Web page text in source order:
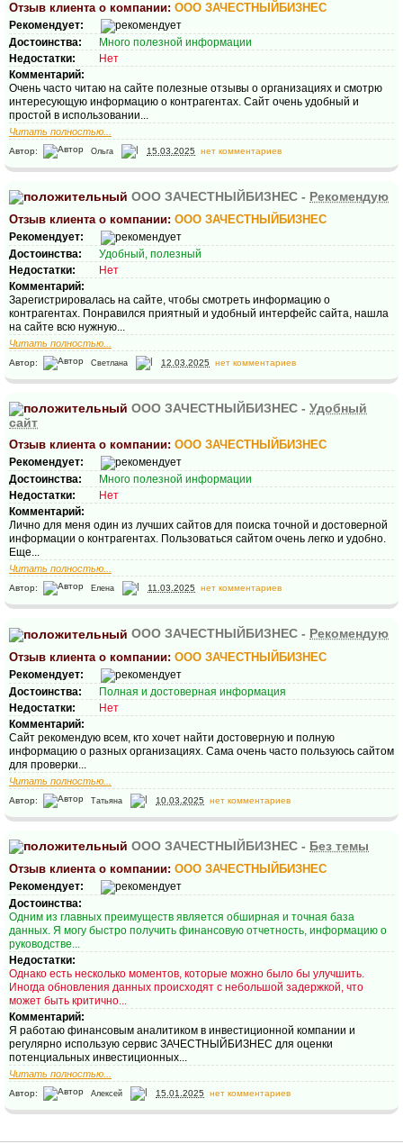
Отзыв клиента о компании: ООО ЗАЧЕСТНЫЙБИЗНЕС
Рекомендует:
Достоинства:
Много полезной информации
Недостатки:
Нет
Комментарий:
Очень часто читаю на сайте полезные отзывы о организациях и смотрю
интересующую информацию о контрагентах. Сайт очень удобный и
простой в использовании...
Читать полностью...
Автор: Ольга 15.03.2025 нет комментариев
ООО ЗАЧЕСТНЫЙБИЗНЕС - Рекомендую
Отзыв клиента о компании: ООО ЗАЧЕСТНЫЙБИЗНЕС
Рекомендует:
Достоинства:
Удобный, полезный
Недостатки:
Нет
Комментарий:
Зарегистрировалась на сайте, чтобы смотреть информацию о
контрагентах. Понравился приятный и удобный интерфейс сайта, нашла
на сайте всю нужную...
Читать полностью...
Автор: Светлана 12.03.2025 нет комментариев
ООО ЗАЧЕСТНЫЙБИЗНЕС - Удобный
сайт
Отзыв клиента о компании: ООО ЗАЧЕСТНЫЙБИЗНЕС
Рекомендует:
Достоинства:
Много полезной информации
Недостатки:
Нет
Комментарий:
Лично для меня один из лучших сайтов для поиска точной и достоверной
информации о контрагентах. Пользоваться сайтом очень легко и удобно.
Еще...
Читать полностью...
Автор: Елена 11.03.2025 нет комментариев
ООО ЗАЧЕСТНЫЙБИЗНЕС - Рекомендую
Отзыв клиента о компании: ООО ЗАЧЕСТНЫЙБИЗНЕС
Рекомендует:
Достоинства:
Полная и достоверная информация
Недостатки:
Нет
Комментарий:
Сайт рекомендую всем, кто хочет найти достоверную и полную
информацию о разных организациях. Сама очень часто пользуюсь сайтом
для проверки...
Читать полностью...
Автор: Татьяна 10.03.2025 нет комментариев
ООО ЗАЧЕСТНЫЙБИЗНЕС - Без темы
Отзыв клиента о компании: ООО ЗАЧЕСТНЫЙБИЗНЕС
Рекомендует:
Достоинства:
Одним из главных преимуществ является обширная и точная база
данных. Я могу быстро получить финансовую отчетность, информацию о
руководстве...
Недостатки:
Однако есть несколько моментов, которые можно было бы улучшить.
Иногда обновления данных происходят с небольшой задержкой, что
может быть критично...
Комментарий:
Я работаю финансовым аналитиком в инвестиционной компании и
регулярно использую сервис ЗАЧЕСТНЫЙБИЗНЕС для оценки
потенциальных инвестиционных...
Читать полностью...
Автор: Алексей 15.01.2025 нет комментариев